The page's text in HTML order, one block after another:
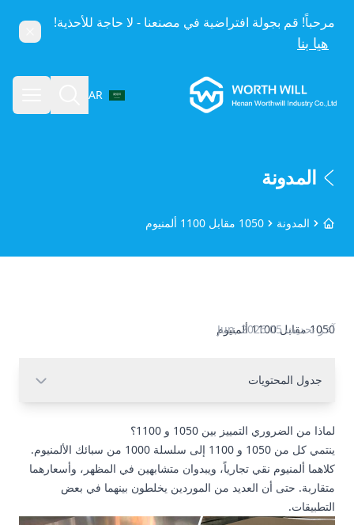
مرحباً! قم بجولة افتراضية في مصنعنا - لا حاجة للأحذية!
هيا بنا إغلاق
Worthwill
AR
اختر اللغة
المدونة
الرئيسيةالمدونة 1050 مقابل 1100 ألمنيوم
1050 مقابل 1100 ألمنيوم
آخر تحديث 05 Jun, 2026
جدول المحتويات
لماذا من الضروري التمييز بين 1050 و 1100؟
ينتمي كل من 1050 و 1100 إلى سلسلة 1000 من سبائك الألمنيوم.
كلاهما ألمنيوم نقي تجارياً، ويبدوان متشابهين في المظهر، وأسعارهما
متقاربة. حتى أن العديد من الموردين يخلطون بينهما في بعض
التطبيقات.